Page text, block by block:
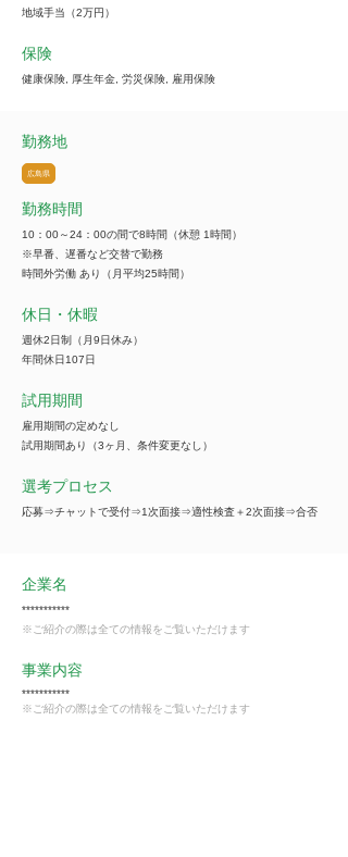
地域手当（2万円）
保険
健康保険, 厚生年金, 労災保険, 雇用保険
勤務地
広島県
勤務時間
10：00～24：00の間で8時間（休憩 1時間）
※早番、遅番など交替で勤務
時間外労働 あり（月平均25時間）
休日・休暇
週休2日制（月9日休み）
年間休日107日
試用期間
雇用期間の定めなし
試用期間あり（3ヶ月、条件変更なし）
選考プロセス
応募⇒チャットで受付⇒1次面接⇒適性検査＋2次面接⇒合否
企業名
***********
※ご紹介の際は全ての情報をご覧いただけます
事業内容
***********
※ご紹介の際は全ての情報をご覧いただけます